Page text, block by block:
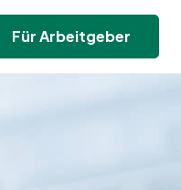
Für Arbeitgeber